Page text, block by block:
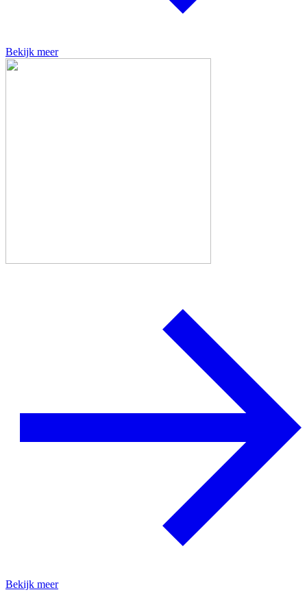
Bekijk meer
Bekijk meer